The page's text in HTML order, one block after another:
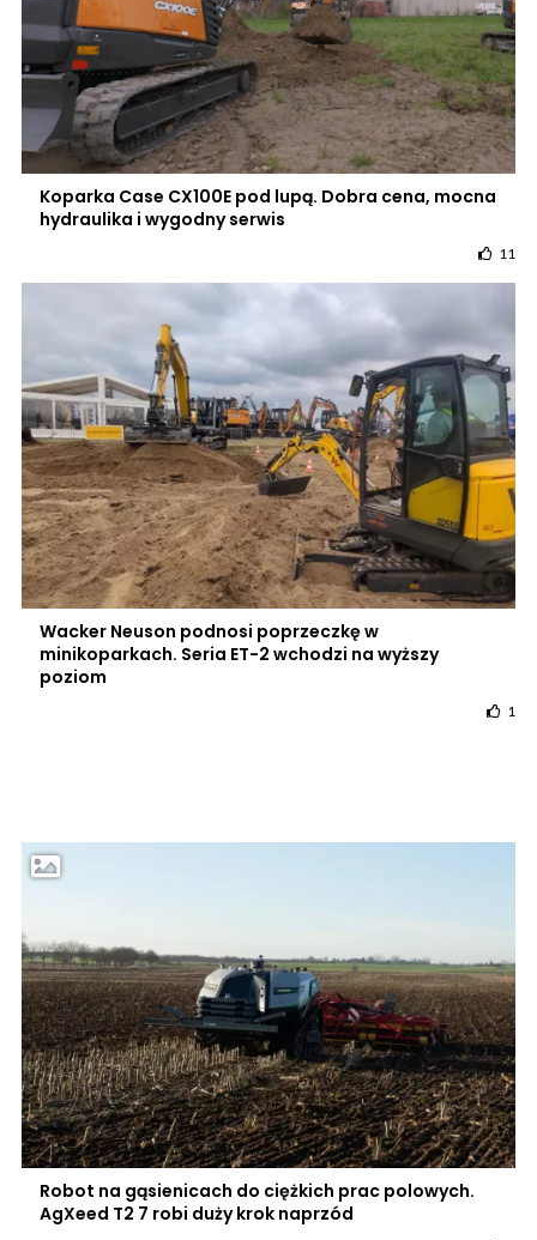
Koparka Case CX100E pod lupą. Dobra cena, mocna
hydraulika i wygodny serwis
11
Wacker Neuson podnosi poprzeczkę w
minikoparkach. Seria ET-2 wchodzi na wyższy
poziom
1
Robot na gąsienicach do ciężkich prac polowych.
AgXeed T2 7 robi duży krok naprzód